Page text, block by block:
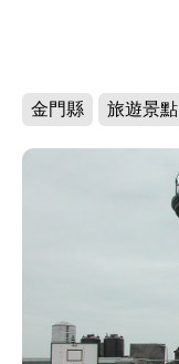
金門縣 旅遊景點